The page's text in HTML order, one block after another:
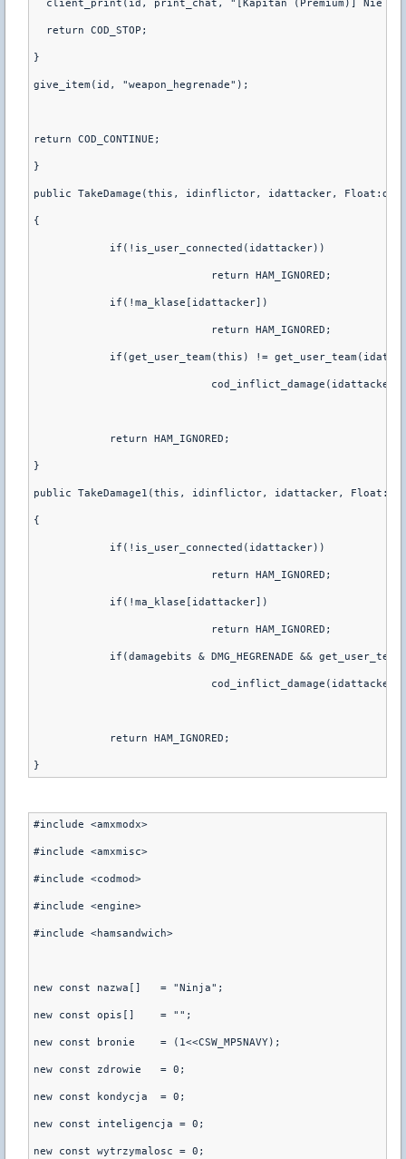
client_print(id, print_chat, "[Kapitan (Premium)] Nie
  return COD_STOP;
}
give_item(id, "weapon_hegrenade");
return COD_CONTINUE;
}
public TakeDamage(this, idinflictor, idattacker,
{
	    if(!is_user_connected(idattacker))
			    return HAM_IGNORED;
	    if(!ma_klase[idattacker])
			    return HAM_IGNORED;
if(get_user_team(this) !=
	    return HAM_IGNORED;
}
public TakeDamage1(this, idinflictor, idattacker,
{
	    if(!is_user_connected(idattacker))
			    return HAM_IGNORED;
	    if(!ma_klase[idattacker])
			    return HAM_IGNORED;
if(damagebits & DMG_HEGRENADE &&
	    return HAM_IGNORED;
#include <amxmodx>
#include <amxmisc>
#include <codmod>
#include <engine>
#include <hamsandwich>
new const nazwa[]   = "Ninja";
new const opis[]    = "";
new const bronie    = (1<<CSW_MP5NAVY);
new const zdrowie   = 0;
new const kondycja  = 0;
new const inteligencja = 0;
new const wytrzymalosc = 0;